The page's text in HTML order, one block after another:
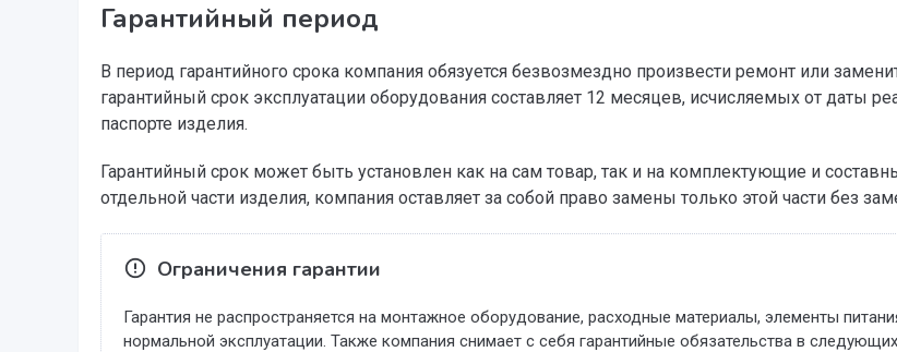
Гарантийный период
В период гарантийного срока компания обязуется безвозмездно произвести ремонт или
гарантийный срок эксплуатации оборудования составляет 12 месяцев, исчисляемых от даты
паспорте изделия.
Гарантийный срок может быть установлен как на сам товар, так и на комплектующие и
отдельной части изделия, компания оставляет за собой право замены только этой части без
Ограничения гарантии
Гарантия не распространяется на монтажное оборудование, расходные материалы, элементы
нормальной эксплуатации. Также компания снимает с себя гарантийные обязательства в